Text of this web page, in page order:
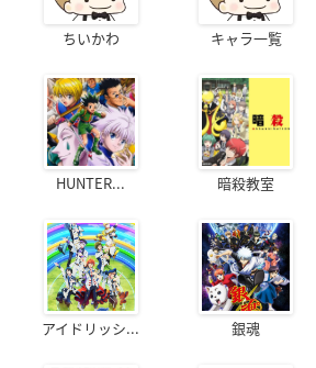
ちいかわ キャラ一覧
HUNTER... 暗殺教室
アイドリッシ... 銀魂